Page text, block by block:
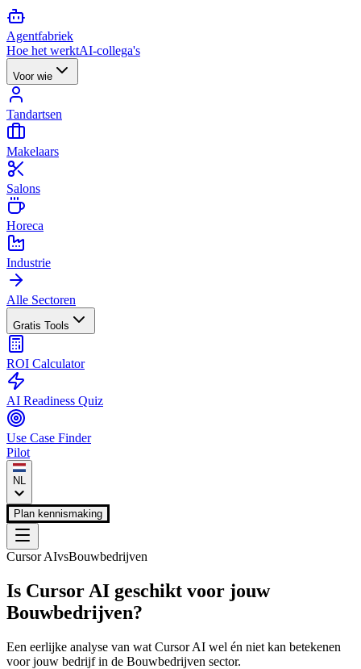
Agentfabriek
Hoe het werktAI-collega's
Voor wie
Tandartsen
Makelaars
Salons
Horeca
Industrie
Alle Sectoren
Gratis Tools
ROI Calculator
AI Readiness Quiz
Use Case Finder
Pilot
NL
Plan kennismaking
Cursor AIvsBouwbedrijven
Is Cursor AI geschikt voor jouw
Bouwbedrijven?
Een eerlijke analyse van wat Cursor AI wel én niet kan betekenen
voor jouw bedrijf in de Bouwbedrijven sector.